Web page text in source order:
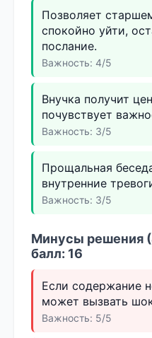
Позволяет
спокойно уйти,
послание.
Важность: 4/5
Внучка получит
почувствует
Важность: 3/5
Прощальная
внутренние
Важность: 3/5
Минусы решения
балл: 16
Если содержание
может вызвать
Важность: 5/5